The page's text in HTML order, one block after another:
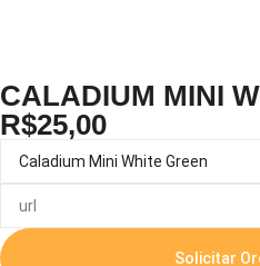
CALADIUM MINI
R$25,00
Solicitar